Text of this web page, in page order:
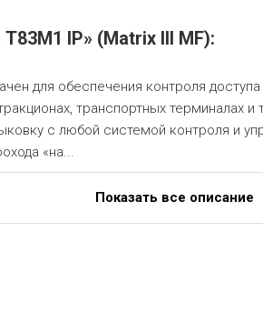
IP» (Matrix III MF):
для обеспечения контроля
транспортных
с любой системой контроля и
«на...
Показать все описание